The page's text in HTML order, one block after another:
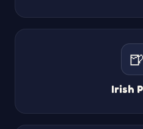
🍺
Irish